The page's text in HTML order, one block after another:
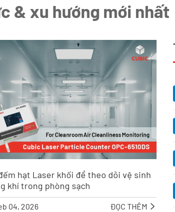
& xu hướng mới nhất
hạt Laser khối để theo dõi vệ sinh
khí trong phòng sạch
04, 2026 ĐỌC THÊM 